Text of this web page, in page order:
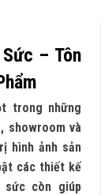
– Tôn
trong những
showroom và
hình ảnh sản
các thiết kế
sức còn giúp